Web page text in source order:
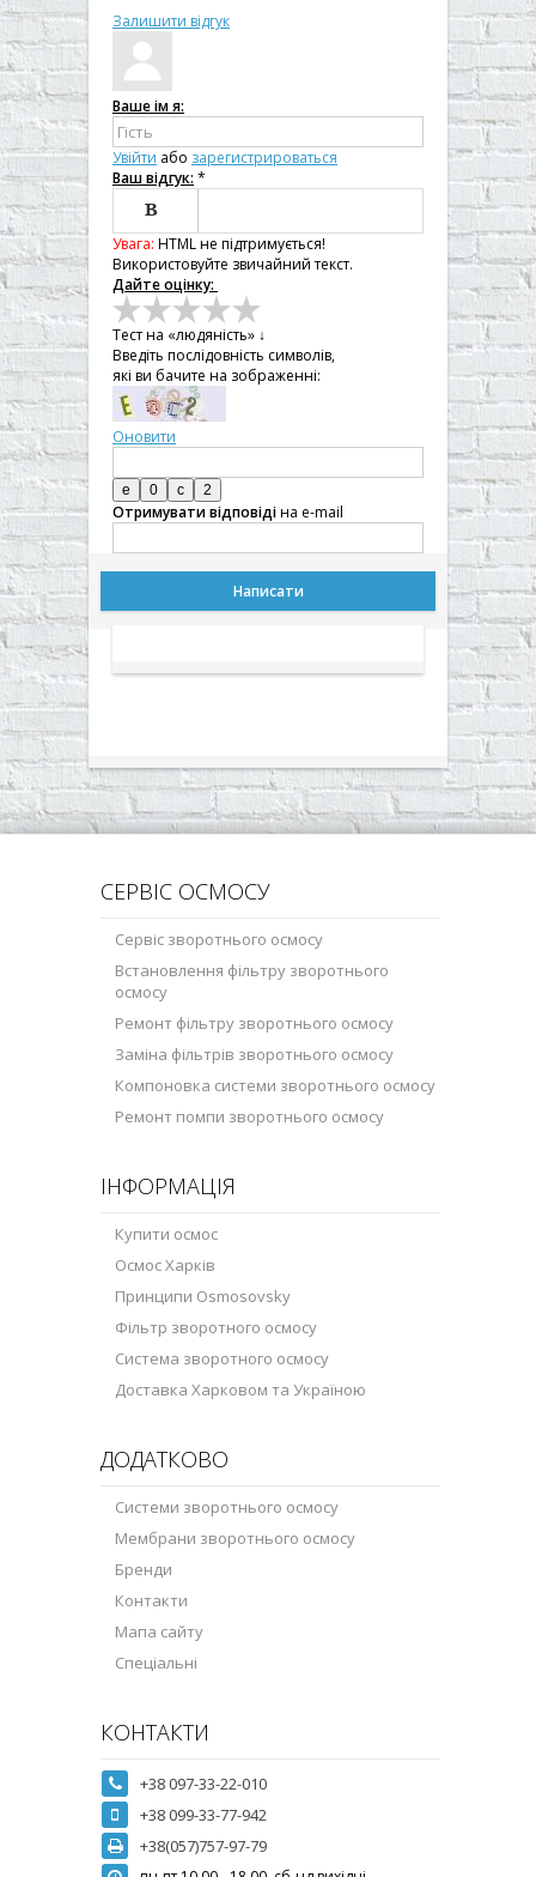
Залишити відгук
Ваше ім я:
Увійти або зарегистрироваться
Ваш відгук: *





 

[BBCODE]
Увага: HTML не підтримується!
Використовуйте звичайний текст.
Дайте оцінку:
Тест на «людяність» ↓
Введіть послідовність символів,
які ви бачите на зображенні:
Оновити
Отримувати відповідіна e-mail
Написати
СЕРВІС ОСМОСУ
Сервіс зворотнього осмосу
Встановлення фільтру зворотнього
осмосу
Ремонт фільтру зворотнього осмосу
Заміна фільтрів зворотнього осмосу
Компоновка системи зворотнього осмосу
Ремонт помпи зворотнього осмосу
ІНФОРМАЦІЯ
Купити осмос
Осмос Харків
Принципи Osmosovsky
Фільтр зворотного осмосу
Система зворотного осмосу
Доставка Харковом та Україною
ДОДАТКОВО
Системи зворотнього осмосу
Мембрани зворотнього осмосу
Бренди
Контакти
Мапа сайту
Спеціальні
КОНТАКТИ
+38 097-33-22-010
+38 099-33-77-942
+38(057)757-97-79